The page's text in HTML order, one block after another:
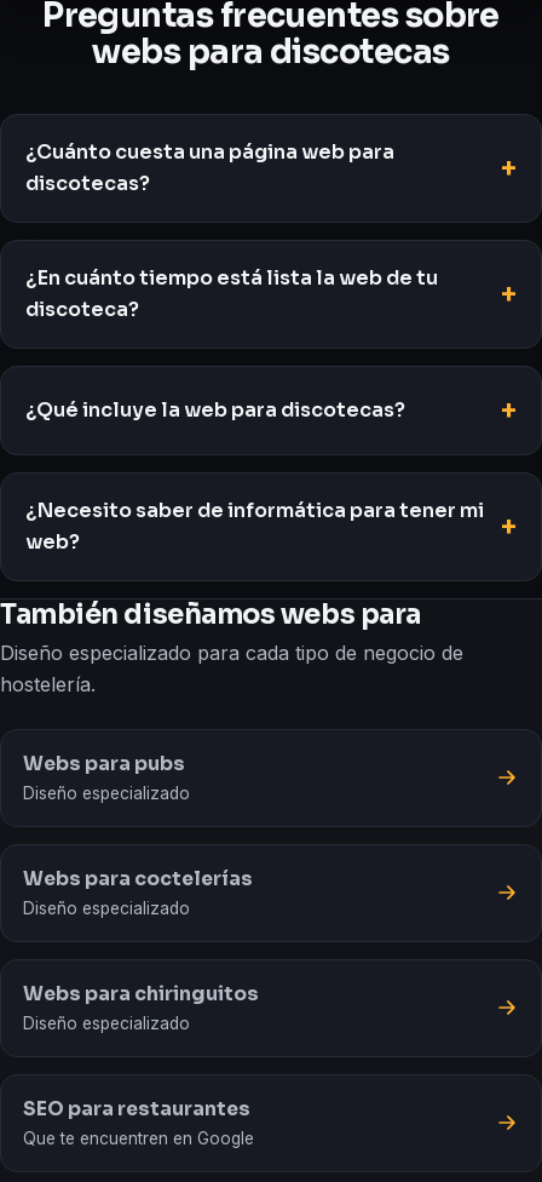
Preguntas frecuentes sobre
webs para discotecas
¿Cuánto cuesta una página web para
discotecas?
¿En cuánto tiempo está lista la web de tu
discoteca?
¿Qué incluye la web para discotecas?
¿Necesito saber de informática para tener mi
web?
También diseñamos webs para
Diseño especializado para cada tipo de negocio de
hostelería.
Webs para pubs
Diseño especializado
Webs para coctelerías
Diseño especializado
Webs para chiringuitos
Diseño especializado
SEO para restaurantes
Que te encuentren en Google